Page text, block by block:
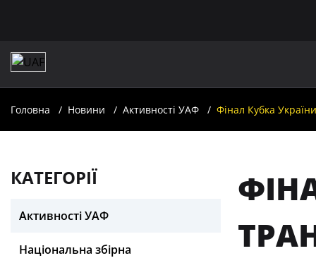
Головна Новини Активності УАФ Фінал Кубка
КАТЕГОРІЇ
Активності УАФ
Національна збірна